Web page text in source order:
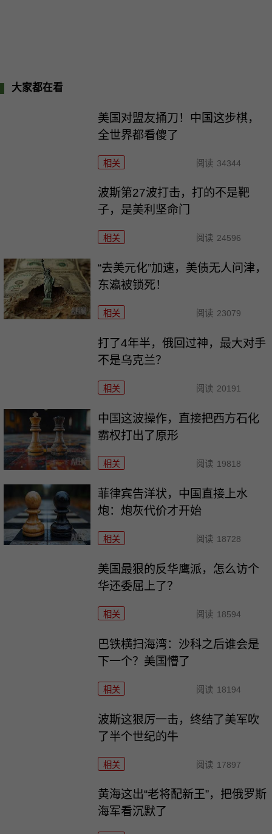
大家都在看
美国对盟友捅刀！中国这步棋，
全世界都看傻了
相关 阅读 34344
波斯第27波打击，打的不是靶
子，是美利坚命门
相关 阅读 24596
“去美元化”加速，美债无人问津，
东瀛被锁死！
相关 阅读 23079
打了4年半，俄回过神，最大对手
不是乌克兰？
相关 阅读 20191
中国这波操作，直接把西方石化
霸权打出了原形
相关 阅读 19818
菲律宾告洋状，中国直接上水
炮：炮灰代价才开始
相关 阅读 18728
美国最狠的反华鹰派，怎么访个
华还委屈上了？
相关 阅读 18594
巴铁横扫海湾：沙科之后谁会是
下一个？美国懵了
相关 阅读 18194
波斯这狠厉一击，终结了美军吹
了半个世纪的牛
相关 阅读 17897
黄海这出“老将配新王”，把俄罗斯
海军看沉默了